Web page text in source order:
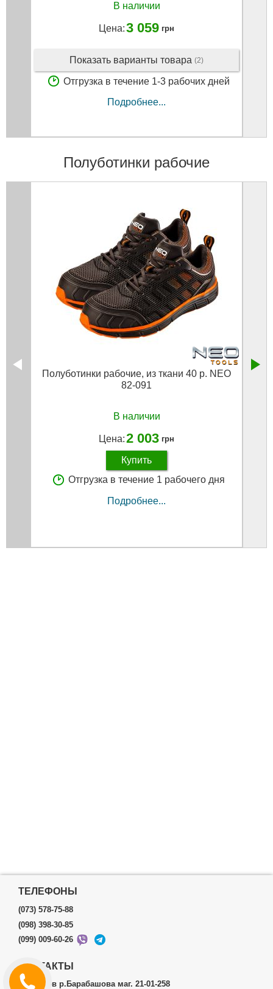
В наличии
Цена:3 059 грн
Показать варианты товара (2)
Отгрузка в течение 1-3 рабочих дней
Подробнее...
Полуботинки рабочие
Полуботинки рабочие, из ткани 40 р. NEO
82-091
В наличии
Цена:2 003 грн
Купить
Отгрузка в течение 1 рабочего дня
Подробнее...
ТЕЛЕФОНЫ
(073) 578-75-88
(098) 398-30-85
(099) 009-60-26
КОНТАКТЫ
г.Харьков р.Барабашова маг. 21-01-258